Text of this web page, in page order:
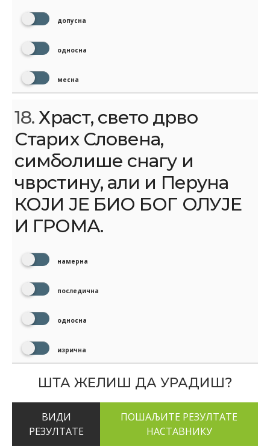
допусна
односна
месна
18.Храст, свето дрво
Старих Словена,
симболише снагу и
чврстину, али и Перуна
КОЈИ ЈЕ БИО БОГ ОЛУЈЕ
И ГРОМА.
намерна
последична
односна
изрична
ШТА ЖЕЛИШ ДА УРАДИШ?
ВИДИ
РЕЗУЛТАТЕ